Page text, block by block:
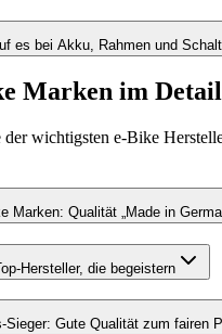
es bei Akku, Rahmen und
Marken im
der wichtigsten e-Bike
Marken: Qualität „Made in
Hersteller, die begeistern
Sieger: Gute Qualität zum fairen